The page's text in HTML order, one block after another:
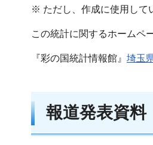
※ ただし、作成に使用して
この統計に関するホームペ
『彩の国統計情報館』 埼玉
報道発表資料